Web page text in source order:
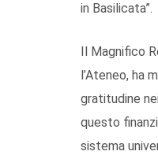
in Basilicata”.
Il Magnifico
l’Ateneo, ha
gratitudine
questo
sistema